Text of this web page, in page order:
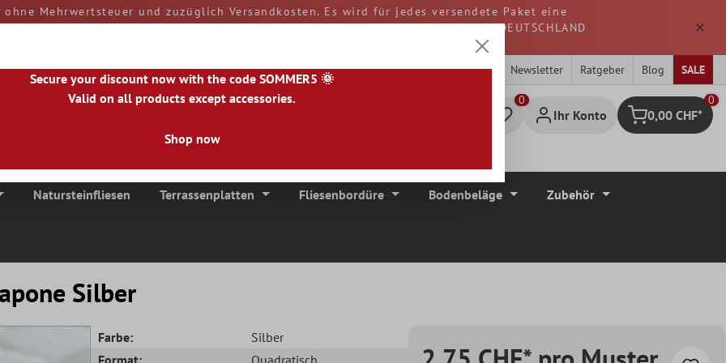
Mehrwertsteuer und zuzüglich Versandkosten. Es wird für jedes versendete Paket eine
Zölle sind bei Erhalt der Ware von Ihnen zu tragen. Alle Waren werden aus DEUTSCHLAND
Newsletter Ratgeber Blog SALE
Ihr Konto Warenkorb
0
0,00 CHF*
Natursteinfliesen Terrassenplatten Fliesenbordüre Bodenbeläge Zubehör
Silber
Farbe:
Silber
Format:
Quadratisch
Secure your discount now with the code SOMMER5 🌞
Valid on all products except accessories.
Shop now